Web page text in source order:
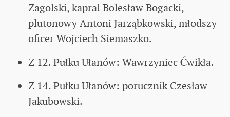
Zagolski, kapral Bolesław Bogacki,
plutonowy Antoni Jarząbkowski, młodszy
oficer Wojciech Siemaszko.
Z 12. Pułku Ułanów: Wawrzyniec Ćwikła.
Z 14. Pułku Ułanów: porucznik Czesław
Jakubowski.